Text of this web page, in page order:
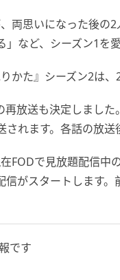
両思いになった後の
など、シーズン1を
かた』シーズン2は
再放送も決定しまし
れます。各話の放
FODで見放題配信
信がスタートします
です